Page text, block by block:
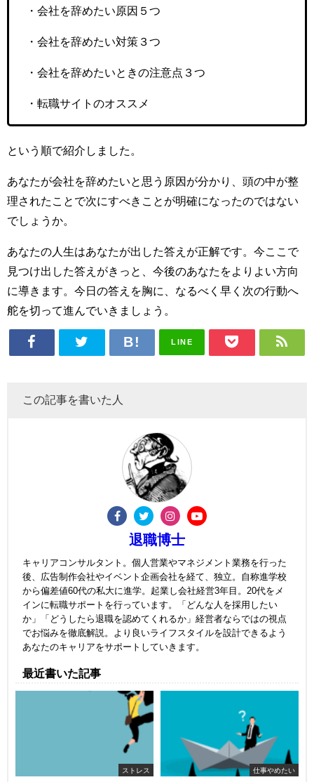
・会社を辞めたい原因５つ
・会社を辞めたい対策３つ
・会社を辞めたいときの注意点３つ
・転職サイトのオススメ
という順で紹介しました。
あなたが会社を辞めたいと思う原因が分かり、頭の中が整
理されたことで次にすべきことが明確になったのではない
でしょうか。
あなたの人生はあなたが出した答えが正解です。今ここで
見つけ出した答えがきっと、今後のあなたをよりよい方向
に導きます。今日の答えを胸に、なるべく早く次の行動へ
舵を切って進んでいきましょう。
LINE
この記事を書いた人
退職博士
キャリアコンサルタント。個人営業やマネジメント業務を行った
後、広告制作会社やイベント企画会社を経て、独立。自称進学校
から偏差値60代の私大に進学。起業し会社経営3年目。20代をメ
インに転職サポートを行っています。「どんな人を採用したい
か」「どうしたら退職を認めてくれるか」経営者ならではの視点
でお悩みを徹底解説。より良いライフスタイルを設計できるよう
あなたのキャリアをサポートしていきます。
最近書いた記事
ストレス 仕事やめたい